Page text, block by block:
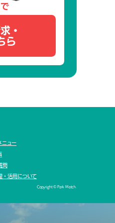
・
ら
ニュー
問
・活用について
Copyright © Park Match.